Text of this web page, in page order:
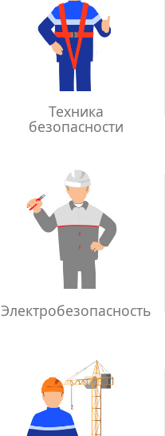
Техника
безопасности
Электробезопасность